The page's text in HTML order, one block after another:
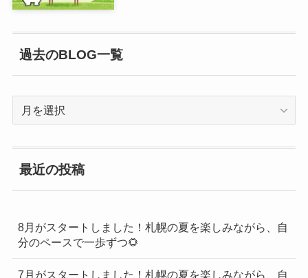
過去のBLOG一覧
一
覧
最近の投稿
8月がスタートしました！札幌の夏を楽しみながら、自
分のペースで一歩ずつ🌻
7月がスタートしました！札幌の夏を楽しみながら、自